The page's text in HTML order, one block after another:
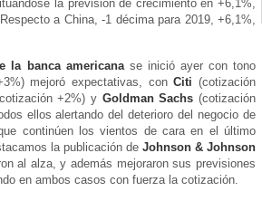
la previsión de crecimiento en +6,1%,
a China, -1 décima para 2019, +6,1%,
la banca americanase inició ayer con tono
mejoró expectativas, conCiti (cotización
+2%) y Goldman Sachs (cotización
ellos alertando del deterioro del negocio de
continúen los vientos de cara en el último
la publicación de Johnson & Johnson
al alza, y además mejoraron sus previsiones
en ambos casos con fuerza la cotización.